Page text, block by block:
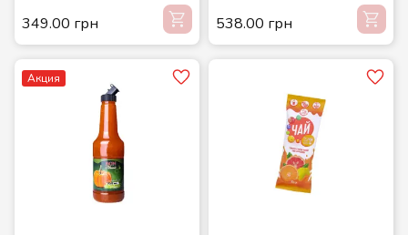
349.00 грн
538.00 грн
Акция